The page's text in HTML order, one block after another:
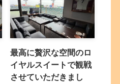
最高に贅沢な空間のロ
イヤルスイートで観戦
させていただきまし